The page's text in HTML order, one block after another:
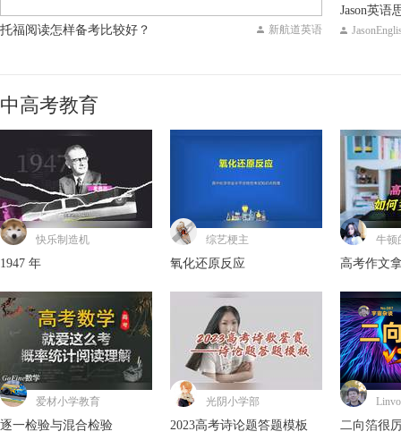
托福阅读怎样备考比较好？ 新航道英语
Jason英语
中高考教育
快乐制造机
1947 年
综艺梗主
氧化还原反应
牛顿
高考作文
教育五千年
基本不等式配凑法求最值
月涵书舍
这两位好汉武松都不敢惹
爱材小学教育
逐一检验与混合检验
光阴小学部
2023高考诗论题答题模板 二向箔很